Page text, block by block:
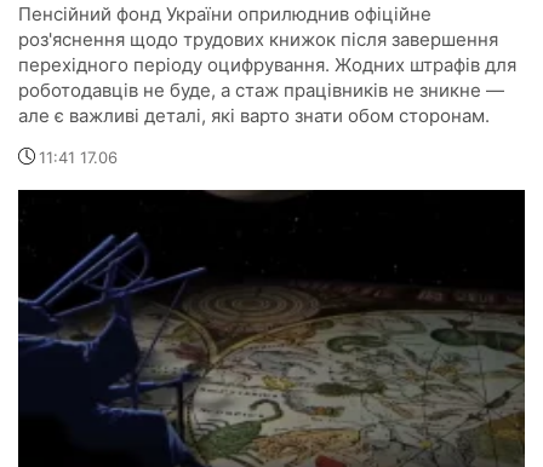
Пенсійний фонд України оприлюднив офіційне
роз'яснення щодо трудових книжок після завершення
перехідного періоду оцифрування. Жодних штрафів для
роботодавців не буде, а стаж працівників не зникне —
але є важливі деталі, які варто знати обом сторонам.
11:41 17.06